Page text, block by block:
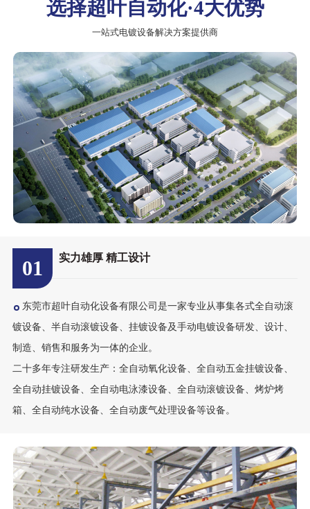
选择超叶自动化·4大优势
一站式电镀设备解决方案提供商
01 实力雄厚 精工设计
东莞市超叶自动化设备有限公司是一家专业从事集各式全自动滚
镀设备、半自动滚镀设备、挂镀设备及手动电镀设备研发、设计、
制造、销售和服务为一体的企业。
二十多年专注研发生产：全自动氧化设备、全自动五金挂镀设备、
全自动挂镀设备、全自动电泳漆设备、全自动滚镀设备、烤炉烤
箱、全自动纯水设备、全自动废气处理设备等设备。